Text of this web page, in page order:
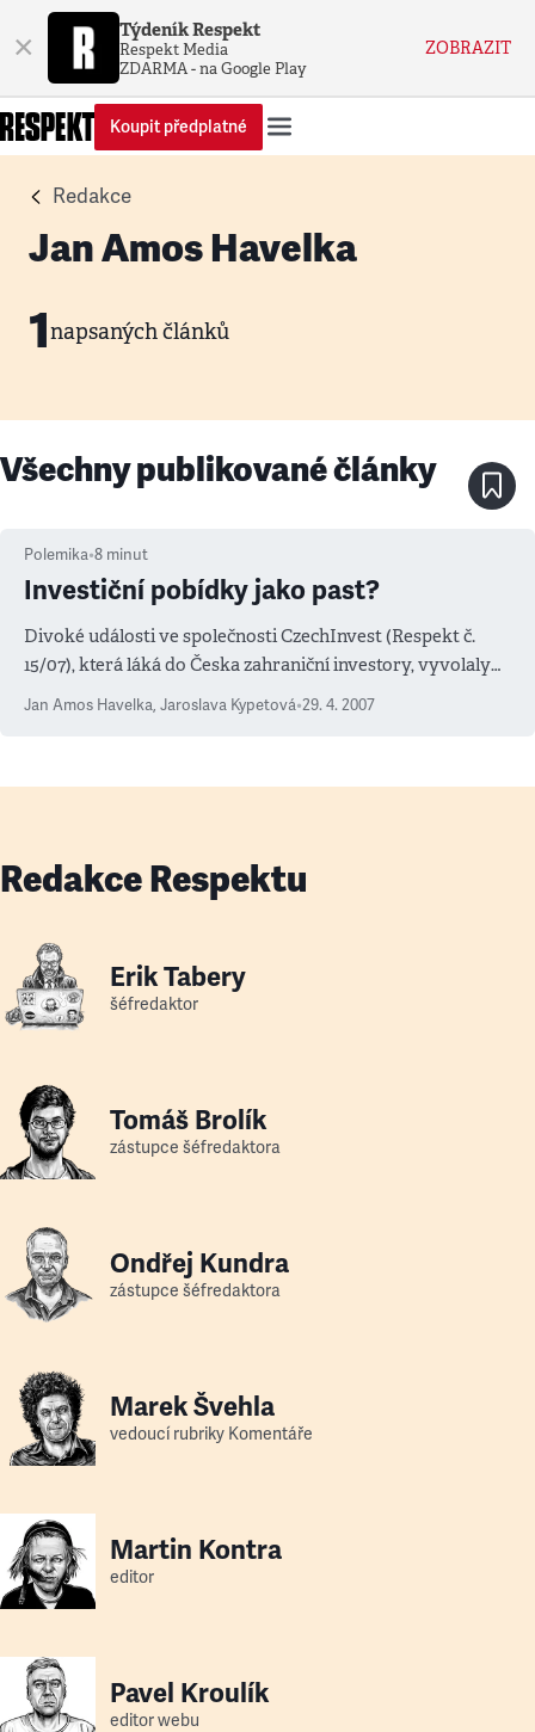
× Týdeník Respekt
Respekt Media
ZDARMA - na Google Play
ZOBRAZIT
Koupit předplatné
Redakce
Jan Amos Havelka
1napsaných článků
Všechny publikované články
Polemika•8 minut
Investiční pobídky jako past?
Divoké události ve společnosti CzechInvest (Respekt č.
15/07), která láká do Česka zahraniční investory, vyvolaly
znovu debatu, nakolik podobnou instituci vlastně
potřebujeme. Je to zdroj peněz a pracovních míst, nebo
Jan Amos Havelka, Jaroslava Kypetová•29. 4. 2007
Redakce Respektu
Erik Tabery
šéfredaktor
Tomáš Brolík
zástupce šéfredaktora
Ondřej Kundra
zástupce šéfredaktora
Marek Švehla
vedoucí rubriky Komentáře
Martin Kontra
editor
Pavel Kroulík
editor webu